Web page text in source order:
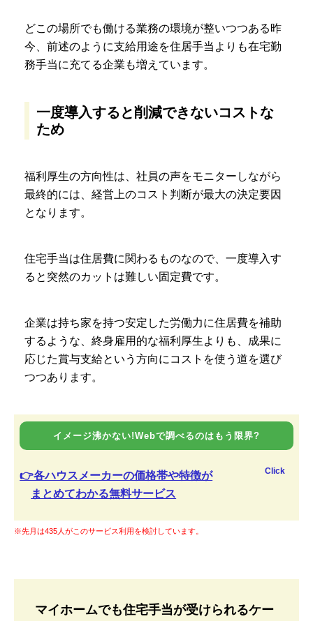
どこの場所でも働ける業務の環境が整いつつある昨
今、前述のように支給用途を住居手当よりも在宅勤
務手当に充てる企業も増えています。
一度導入すると削減できないコストな
ため
福利厚生の方向性は、社員の声をモニターしながら
最終的には、経営上のコスト判断が最大の決定要因
となります。
住宅手当は住居費に関わるものなので、一度導入す
ると突然のカットは難しい固定費です。
企業は持ち家を持つ安定した労働力に住居費を補助
するような、終身雇用的な福利厚生よりも、成果に
応じた賞与支給という方向にコストを使う道を選び
つつあります。
イメージ沸かない!Webで調べるのはもう限界?
👉各ハウスメーカーの価格帯や特徴が
まとめてわかる無料サービス
Click
※先月は435人がこのサービス利用を検討しています。
マイホームでも住宅手当が受けられるケー